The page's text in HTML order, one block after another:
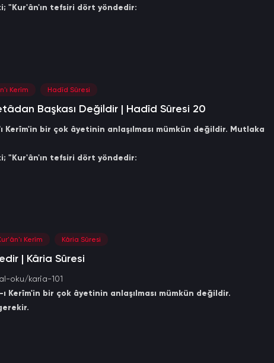
ki; "Kur'ân'ın tefsiri dört yöndedir:
Kerîm Hadîd Sûresi
Başkası Değildir | Hadîd Sûresi 20
Kerîm'in bir çok âyetinin anlaşılması mümkün değildir. Mutlaka
ki; "Kur'ân'ın tefsiri dört yöndedir:
Kerîm Kâria Sûresi
| Kâria Sûresi
oku/karia-101
Kerîm'in bir çok âyetinin anlaşılması mümkün değildir.